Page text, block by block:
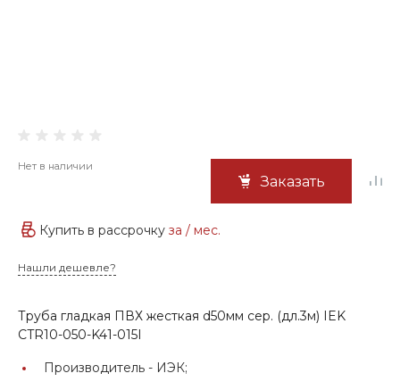
Нет в наличии
Заказать
Купить в рассрочку за / мес.
Нашли дешевле?
Труба гладкая ПВХ жесткая d50мм сер. (дл.3м) IEK
CTR10-050-K41-015I
Производитель - ИЭК;